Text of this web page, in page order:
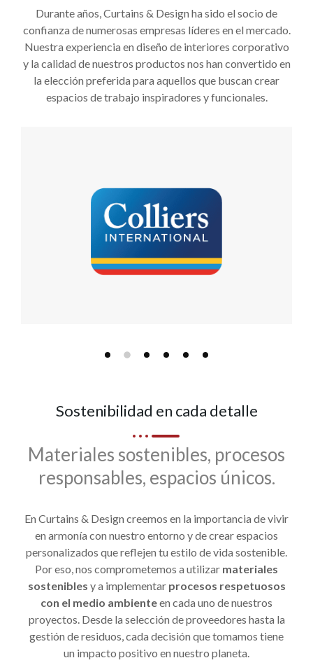
Durante años, Curtains & Design ha sido el socio de
confianza de numerosas empresas líderes en el mercado.
Nuestra experiencia en diseño de interiores corporativo
y la calidad de nuestros productos nos han convertido en
la elección preferida para aquellos que buscan crear
espacios de trabajo inspiradores y funcionales.
Sostenibilidad en cada detalle
Materiales sostenibles, procesos
responsables, espacios únicos.
En Curtains & Design creemos en la importancia de vivir
en armonía con nuestro entorno y de crear espacios
personalizados que reflejen tu estilo de vida sostenible.
Por eso, nos comprometemos a utilizar materiales
sostenibles y a implementar procesos respetuosos
con el medio ambienteen cada uno de nuestros
proyectos. Desde la selección de proveedores hasta la
gestión de residuos, cada decisión que tomamos tiene
un impacto positivo en nuestro planeta.